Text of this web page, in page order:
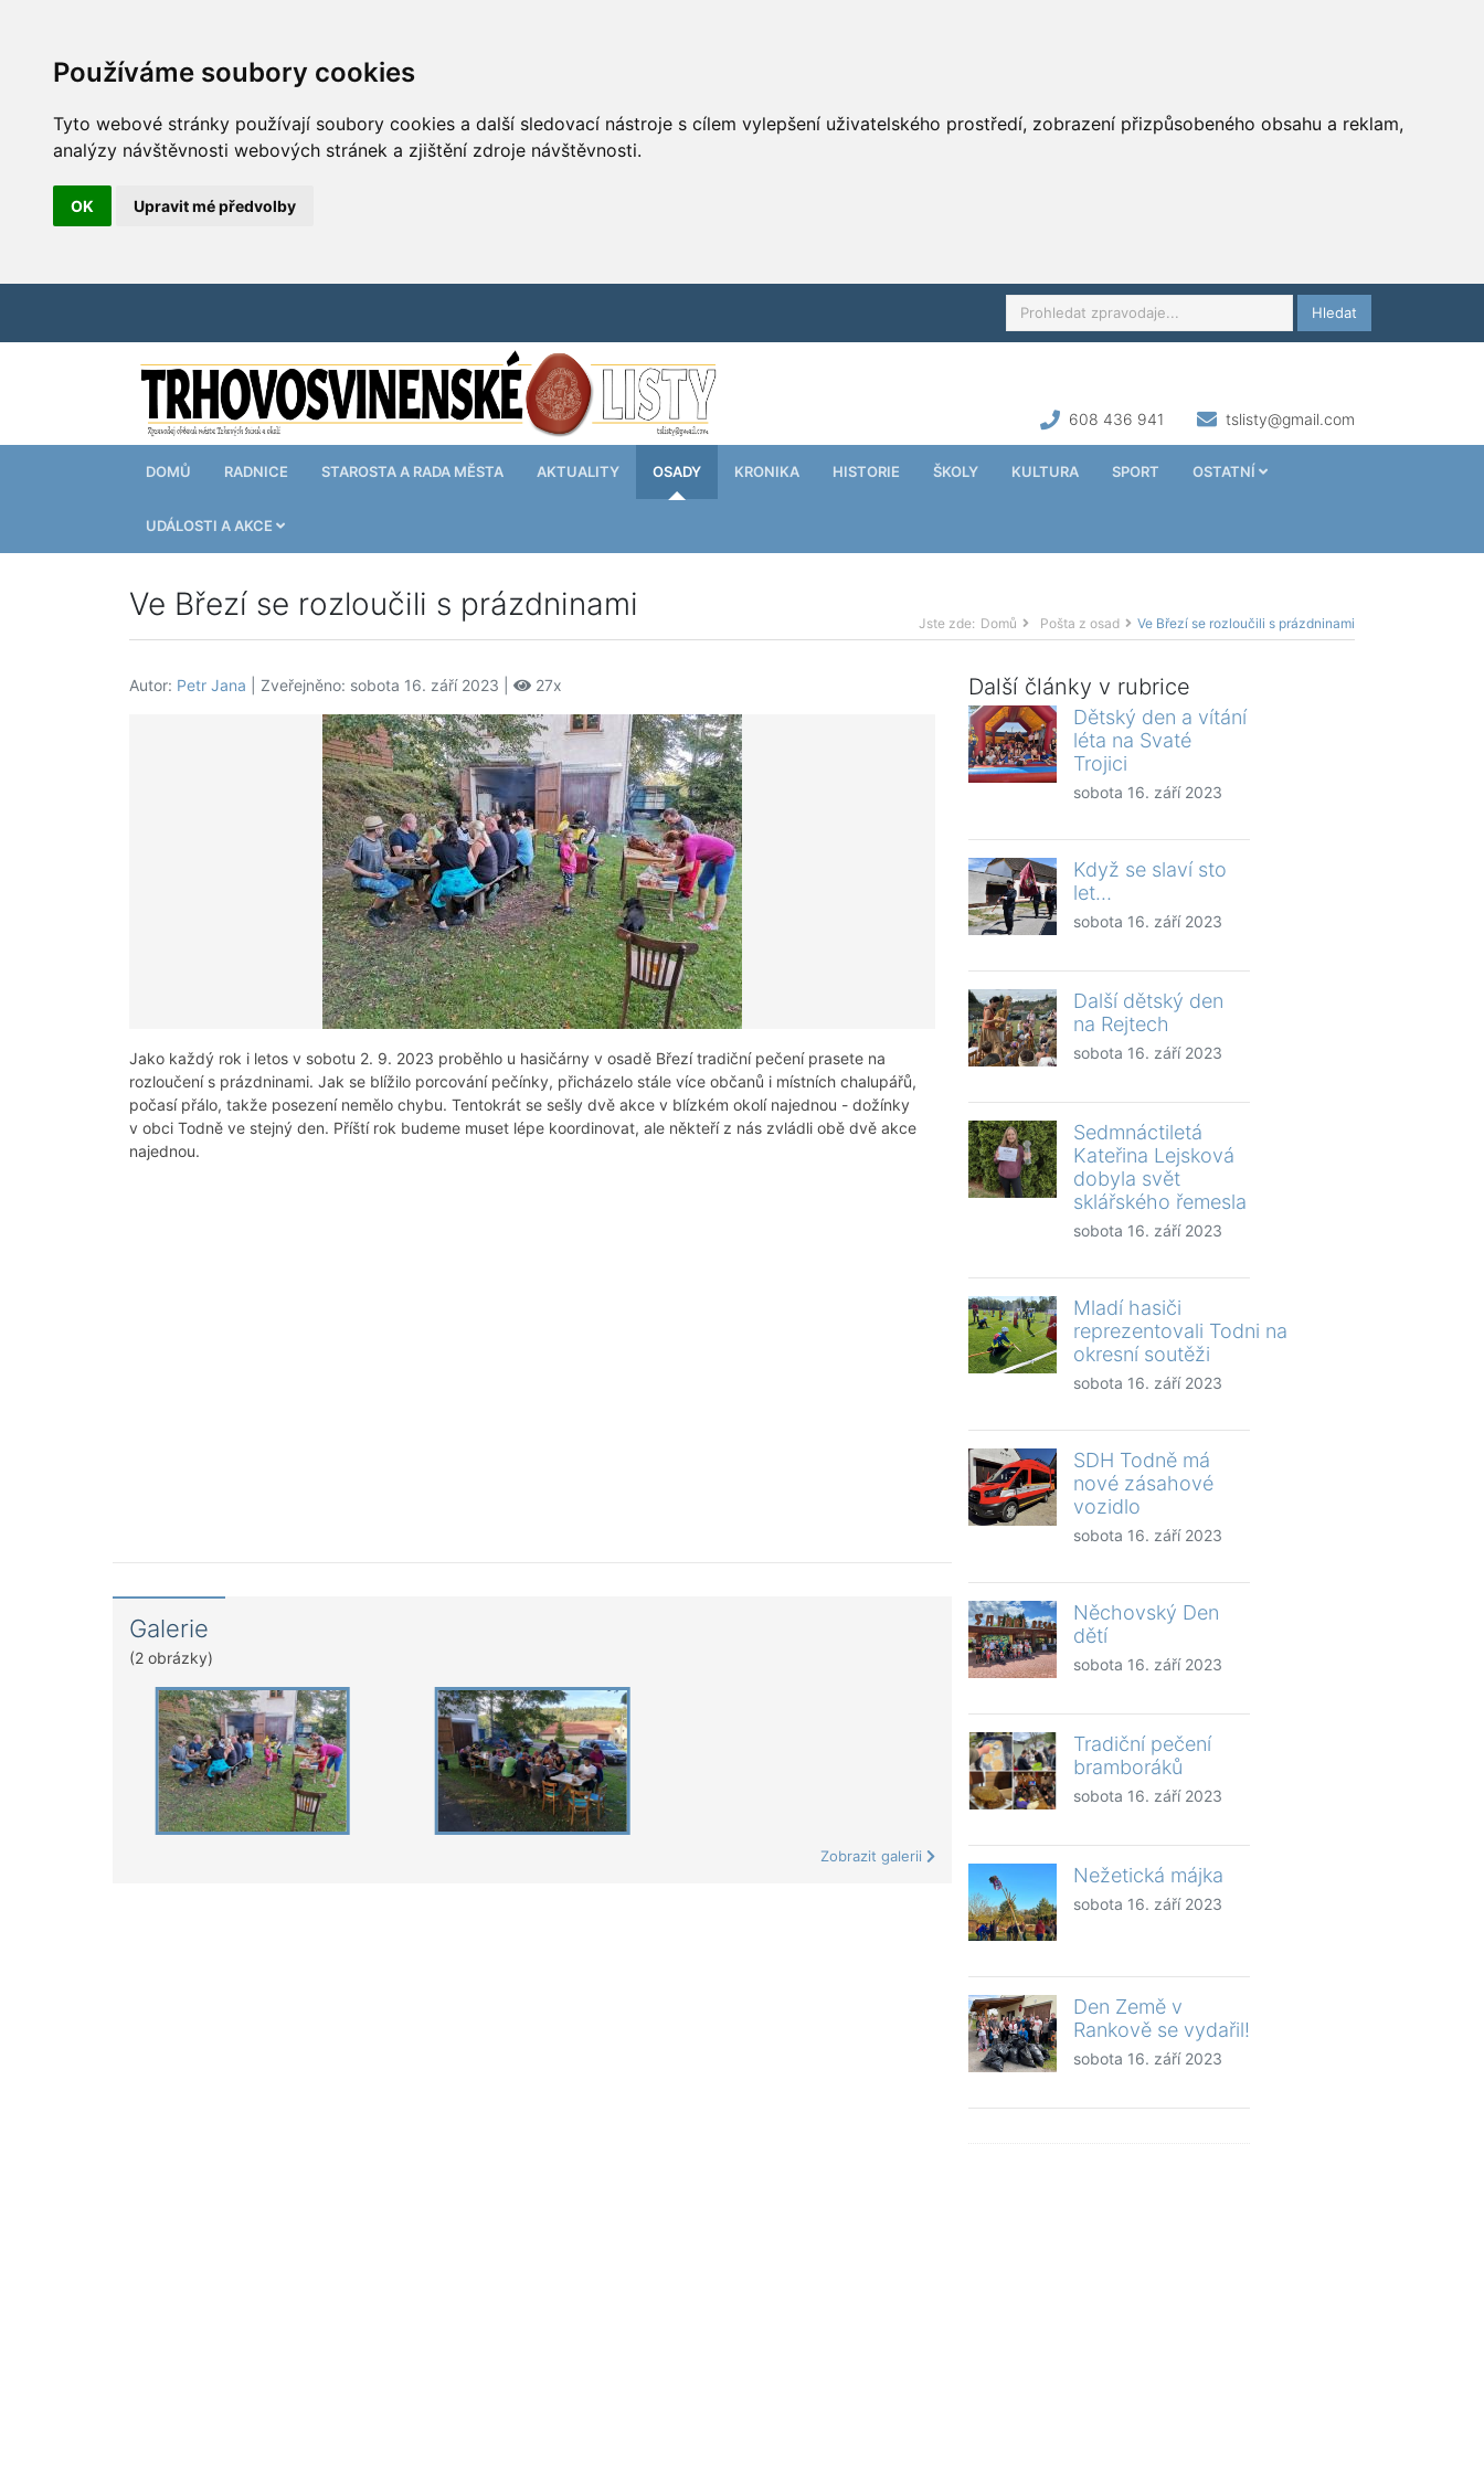
Používáme soubory cookies
Tyto webové stránky používají soubory cookies a další sledovací nástroje s cílem vylepšení uživatelského prostředí, zobrazení přizpůsobeného obsahu a reklam,
analýzy návštěvnosti webových stránek a zjištění zdroje návštěvnosti.
OK Upravit mé předvolby
Hledat
608 436 941 tslisty@gmail.com
DOMŮ RADNICE STAROSTA A RADA MĚSTA AKTUALITY OSADY KRONIKA HISTORIE ŠKOLY KULTURA SPORT OSTATNÍ
UDÁLOSTI A AKCE
Ve Březí se rozloučili s prázdninami
Jste zde: Domů Pošta z osad Ve Březí se rozloučili s prázdninami
Autor: Petr Jana | Zveřejněno: sobota 16. září 2023 | 27x
Jako každý rok i letos v sobotu 2. 9. 2023 proběhlo u hasičárny v osadě Březí tradiční pečení prasete na
rozloučení s prázdninami. Jak se blížilo porcování pečínky, přicházelo stále více občanů i místních chalupářů,
počasí přálo, takže posezení nemělo chybu. Tentokrát se sešly dvě akce v blízkém okolí najednou - dožínky
v obci Todně ve stejný den. Příští rok budeme muset lépe koordinovat, ale někteří z nás zvládli obě dvě akce
najednou.
Galerie
(2 obrázky)
Zobrazit galerii
Další články v rubrice
Dětský den a vítání
léta na Svaté
Trojici
sobota 16. září 2023
Když se slaví sto
let…
sobota 16. září 2023
Další dětský den
na Rejtech
sobota 16. září 2023
Sedmnáctiletá
Kateřina Lejsková
dobyla svět
sklářského řemesla
sobota 16. září 2023
Mladí hasiči
reprezentovali Todni na
okresní soutěži
sobota 16. září 2023
SDH Todně má
nové zásahové
vozidlo
sobota 16. září 2023
Něchovský Den
dětí
sobota 16. září 2023
Tradiční pečení
bramboráků
sobota 16. září 2023
Nežetická májka
sobota 16. září 2023
Den Země v
Rankově se vydařil!
sobota 16. září 2023